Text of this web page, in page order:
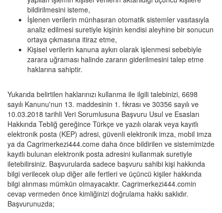
bildirilmesini isteme,
İşlenen verilerin münhasıran otomatik sistemler vasıtasıyla
analiz edilmesi suretiyle kişinin kendisi aleyhine bir sonucun
ortaya çıkmasına itiraz etme,
Kişisel verilerin kanuna aykırı olarak işlenmesi sebebiyle
zarara uğraması halinde zararın giderilmesini talep etme
haklarına sahiptir.
Yukarıda belirtilen haklarınızı kullanma ile ilgili talebinizi, 6698
sayılı Kanunu'nun 13. maddesinin 1. fıkrası ve 30356 sayılı ve
10.03.2018 tarihli Veri Sorumlusuna Başvuru Usul ve Esasları
Hakkında Tebliğ gereğince Türkçe ve yazılı olarak veya kayıtlı
elektronik posta (KEP) adresi, güvenli elektronik imza, mobil imza
ya da Cagrimerkezi444.come daha önce bildirilen ve sistemimizde
kayıtlı bulunan elektronik posta adresini kullanmak suretiyle
iletebilirsiniz. Başvurularda sadece başvuru sahibi kişi hakkında
bilgi verilecek olup diğer aile fertleri ve üçüncü kişiler hakkında
bilgi alınması mümkün olmayacaktır. Cagrimerkezi444.comin
cevap vermeden önce kimliğinizi doğrulama hakkı saklıdır.
Başvurunuzda;